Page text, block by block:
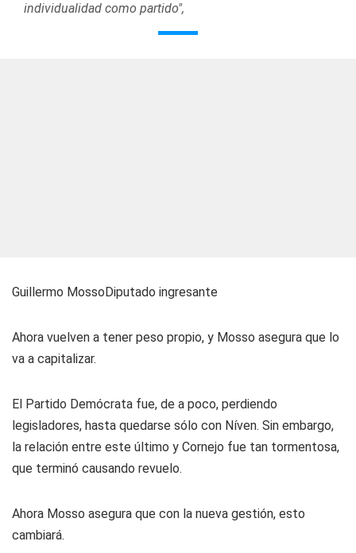
individualidad como partido",
Guillermo MossoDiputado ingresante
Ahora vuelven a tener peso propio, y Mosso asegura que lo
va a capitalizar.
El Partido Demócrata fue, de a poco, perdiendo
legisladores, hasta quedarse sólo con Níven. Sin embargo,
la relación entre este último y Cornejo fue tan tormentosa,
que terminó causando revuelo.
Ahora Mosso asegura que con la nueva gestión, esto
cambiará.